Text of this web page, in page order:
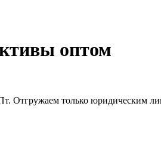
оптом
Отгружаем только юридическим